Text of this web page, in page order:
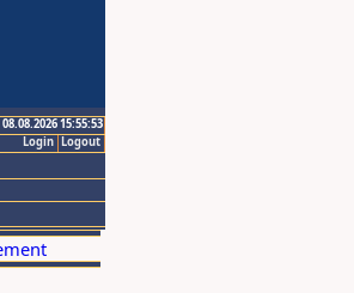
15:55:53
Logout
Login